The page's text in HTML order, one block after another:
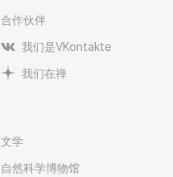
合作伙伴
我们是VKontakte
我们在禅
文学
自然科学博物馆